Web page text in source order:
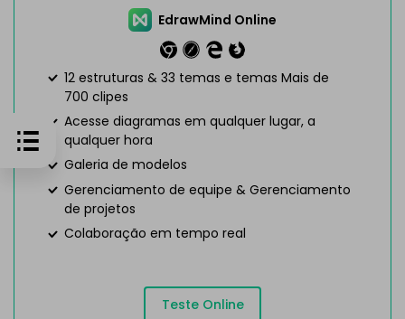
EdrawMind Online
12 estruturas & 33 temas e temas Mais de
700 clipes
Acesse diagramas em qualquer lugar, a
qualquer hora
Galeria de modelos
Gerenciamento de equipe & Gerenciamento
de projetos
Colaboração em tempo real
Teste Online